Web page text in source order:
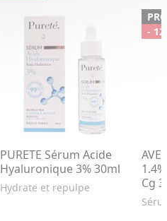
PURETE Sérum Acide
Hyaluronique 3% 30ml
Hydrate et repulpe
-
Cg